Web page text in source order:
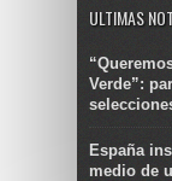
ULTIMAS
Verde”:
España
medio de